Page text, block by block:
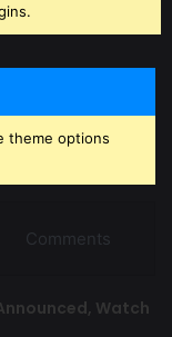
theme options
Comments
Watch